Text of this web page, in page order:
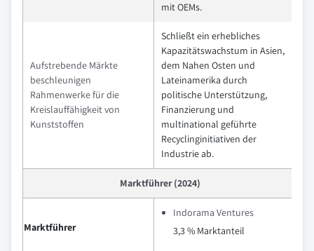
mit OEMs.
Aufstrebende Märkte
beschleunigen
Rahmenwerke für die
Kreislauffähigkeit von
Kunststoffen
Schließt ein erhebliches
Kapazitätswachstum in Asien,
dem Nahen Osten und
Lateinamerika durch
politische Unterstützung,
Finanzierung und
multinational geführte
Recyclinginitiativen der
Industrie ab.
Marktführer (2024)
Marktführer
Indorama Ventures
3,3 % Marktanteil